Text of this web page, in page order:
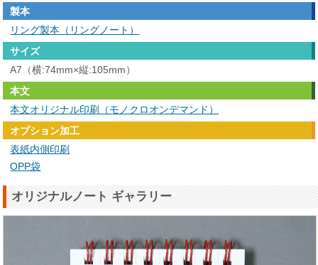
製本
リング製本（リングノート）
サイズ
A7（横:74mm×縦:105mm）
本文
本文オリジナル印刷（モノクロオンデマンド）
オプション加工
表紙内側印刷
OPP袋
オリジナルノート ギャラリー